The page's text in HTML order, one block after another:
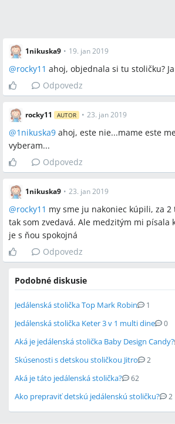
1nikuska9 • 19. jan 2019
@rocky11 ahoj, objednala si tu stoličku?
Odpovedz
rocky11 AUTOR • 23. jan 2019
@1nikuska9 ahoj, este nie...mame este
vyberam...
Odpovedz
1nikuska9 • 23. jan 2019
@rocky11 my sme ju nakoniec kúpili, za
tak som zvedavá. Ale medzitým mi písala
je s ňou spokojná
Odpovedz
Podobné diskusie
Jedálenská stolička Top Mark Robin 1
Jedálenská stolička Keter 3 v 1 multi dine 0
Aká je jedálenská stolička Baby Design Candy?
Skúsenosti s detskou stoličkou Jitro 2
Aká je táto jedálenská stolička? 62
Ako prepraviť detskú jedálenskú stoličku? 2